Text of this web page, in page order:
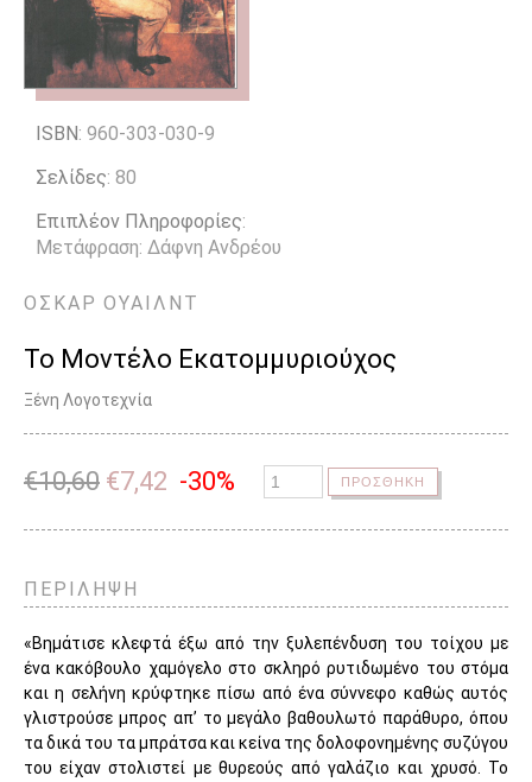
ISBN: 960-303-030-9
Σελίδες: 80
Επιπλέον Πληροφορίες:
Μετάφραση: Δάφνη Ανδρέου
ΟΣΚΑΡ ΟΥΑΙΛΝΤ
Το Μοντέλο Εκατομμυριούχος
Ξένη Λογοτεχνία
€10,60 €7,42 -30% ΠΡΟΣΘΗΚΗ
ΠΕΡΙΛΗΨΗ
«Βημάτισε κλεφτά έξω από την ξυλεπένδυση του τοίχου με
ένα κακόβουλο χαμόγελο στο σκληρό ρυτιδωμένο του στόμα
και η σελήνη κρύφτηκε πίσω από ένα σύννεφο καθώς αυτός
γλιστρούσε μπρος απ’ το μεγάλο βαθουλωτό παράθυρο, όπου
τα δικά του τα μπράτσα και κείνα της δολοφονημένης συζύγου
του είχαν στολιστεί με θυρεούς από γαλάζιο και χρυσό. Το